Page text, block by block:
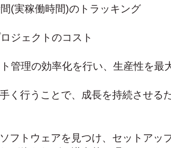
(実稼働時間)のトラッキング
ジェクトのコスト
管理の効率化を行い、生産性を最
く行うことで、成長を持続させる
フトウェアを見つけ、セットアッ